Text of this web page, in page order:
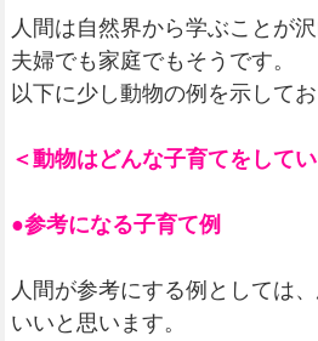
人間は自然界から学ぶことが沢
夫婦でも家庭でもそうです。
以下に少し動物の例を示してお
＜動物はどんな子育てをして
●参考になる子育て例
人間が参考にする例としては
いいと思います。